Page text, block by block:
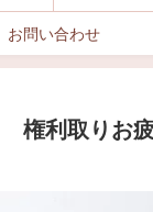
お問い合わせ
権利取りお